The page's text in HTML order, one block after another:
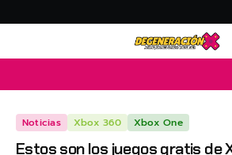
Noticias Xbox 360 Xbox One
Estos son los juegos gratis de